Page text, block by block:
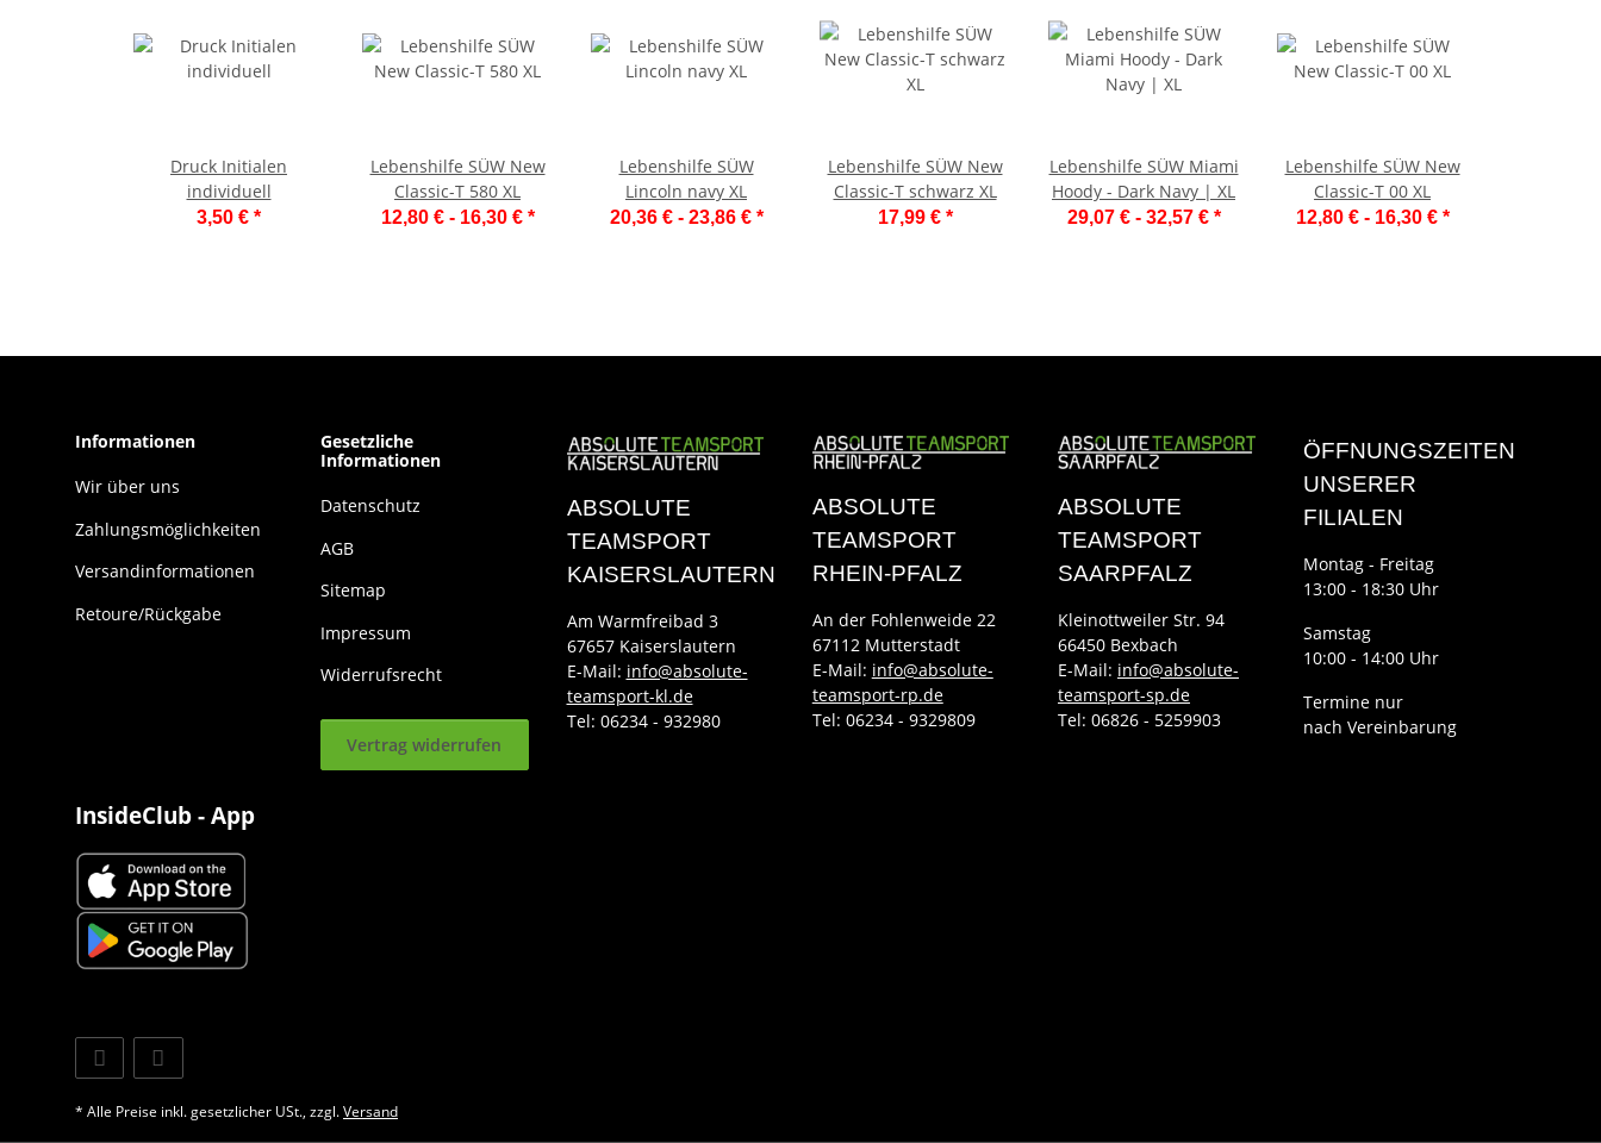
Druck Initialen
individuell
3,50 € *
Lebenshilfe SÜW New
Classic-T 580 XL
12,80 € - 16,30 € *
Lebenshilfe SÜW
Lincoln navy XL
20,36 € - 23,86 € *
Lebenshilfe SÜW New
Classic-T schwarz XL
17,99 € *
Lebenshilfe SÜW Miami
Hoody - Dark Navy | XL
29,07 € - 32,57 € *
Lebenshilfe SÜW New
Classic-T 00 XL
12,80 € - 16,30 € *
Informationen
Wir über uns
Zahlungsmöglichkeiten
Versandinformationen
Retoure/Rückgabe
Gesetzliche
Informationen
Datenschutz
AGB
Sitemap
Impressum
Widerrufsrecht
Vertrag widerrufen
ABSOLUTE
TEAMSPORT
KAISERSLAUTERN
Am Warmfreibad 3
67657 Kaiserslautern
E-Mail: info@absolute-
teamsport-kl.de
Tel: 06234 - 932980
ABSOLUTE
TEAMSPORT
RHEIN-PFALZ
An der Fohlenweide 22
67112 Mutterstadt
E-Mail: info@absolute-
teamsport-rp.de
Tel: 06234 - 9329809
ABSOLUTE
TEAMSPORT
SAARPFALZ
Kleinottweiler Str. 94
66450 Bexbach
E-Mail: info@absolute-
teamsport-sp.de
Tel: 06826 - 5259903
ÖFFNUNGSZEITEN
UNSERER
FILIALEN
Montag - Freitag
13:00 - 18:30 Uhr
Samstag
10:00 - 14:00 Uhr
Termine nur
nach Vereinbarung
InsideClub - App
* Alle Preise inkl. gesetzlicher USt., zzgl.Versand